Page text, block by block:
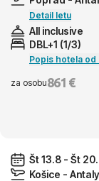
Detail letu
All inclusive
DBL+1 (1/3)
Popis hotela od
za osobu861 €
Št 13.8 - Št
Košice -